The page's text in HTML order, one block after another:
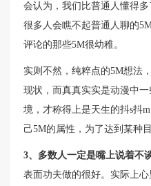
会认为，我们比普通人懂得
很多人会瞧不起普通人聊的
评论的那些5M很幼稚。
实则不然，纯粹点的5M想法
现状，而真真实实是动漫中
境，才称得上是天生的抖s抖
己5M的属性，为了达到某种
3、多数人一定是嘴上说着不
表面功夫做的很好。实际上心